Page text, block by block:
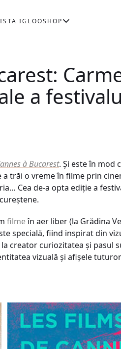
IGLOOSHOP
CREATOAREA IDENTITĂȚII
a
à Bucarest. Și este în mod
a trăi o vreme în filme prin
Cea de-a opta ediție a
filmeîn aer liber (la Grădina
specială, fiind inspirat din
creator curiozitatea și pasul
vizuală și afișele